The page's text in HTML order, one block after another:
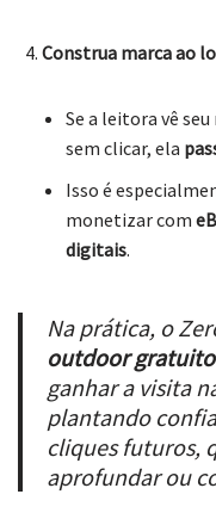
Construa marca ao
Se a leitora vê
sem clicar, ela
Isso é
monetizar com
digitais.
Na prática, o
outdoor
ganhar a visita
plantando
cliques futuros,
aprofundar ou